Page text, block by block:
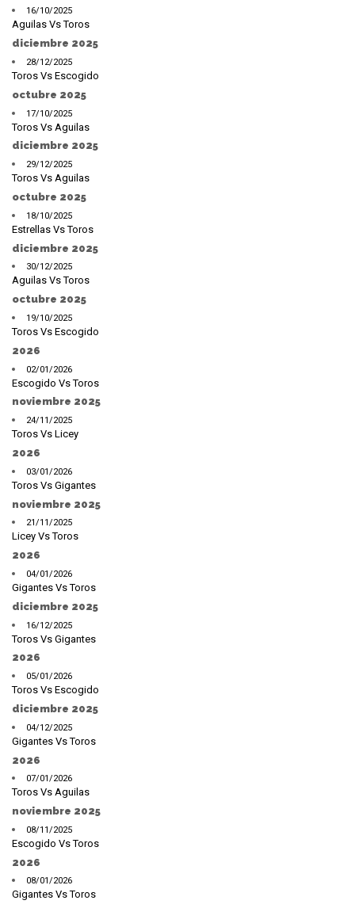
16/10/2025
Aguilas Vs Toros
diciembre 2025
28/12/2025
Toros Vs Escogido
octubre 2025
17/10/2025
Toros Vs Aguilas
diciembre 2025
29/12/2025
Toros Vs Aguilas
octubre 2025
18/10/2025
Estrellas Vs Toros
diciembre 2025
30/12/2025
Aguilas Vs Toros
octubre 2025
19/10/2025
Toros Vs Escogido
2026
02/01/2026
Escogido Vs Toros
noviembre 2025
24/11/2025
Toros Vs Licey
2026
03/01/2026
Toros Vs Gigantes
noviembre 2025
21/11/2025
Licey Vs Toros
2026
04/01/2026
Gigantes Vs Toros
diciembre 2025
16/12/2025
Toros Vs Gigantes
2026
05/01/2026
Toros Vs Escogido
diciembre 2025
04/12/2025
Gigantes Vs Toros
2026
07/01/2026
Toros Vs Aguilas
noviembre 2025
08/11/2025
Escogido Vs Toros
2026
08/01/2026
Gigantes Vs Toros